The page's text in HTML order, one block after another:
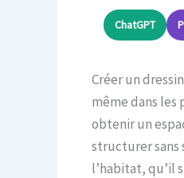
ChatGPT
Créer un
même dans les
obtenir un
structurer sans
l’habitat, qu’il